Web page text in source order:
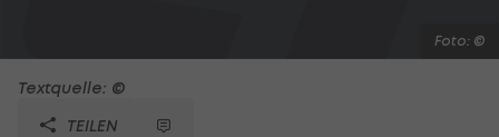
Foto: ©
Textquelle: ©
TEILEN